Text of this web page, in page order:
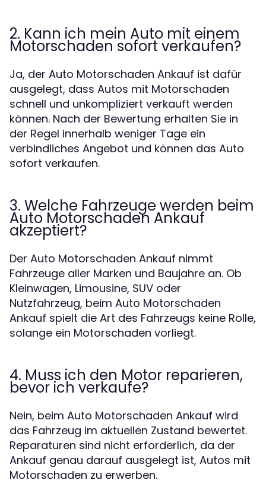
2. Kann ich mein Auto mit einem
Motorschaden sofort verkaufen?
Ja, der Auto Motorschaden Ankauf ist dafür
ausgelegt, dass Autos mit Motorschaden
schnell und unkompliziert verkauft werden
können. Nach der Bewertung erhalten Sie in
der Regel innerhalb weniger Tage ein
verbindliches Angebot und können das Auto
sofort verkaufen.
3. Welche Fahrzeuge werden beim
Auto Motorschaden Ankauf
akzeptiert?
Der Auto Motorschaden Ankauf nimmt
Fahrzeuge aller Marken und Baujahre an. Ob
Kleinwagen, Limousine, SUV oder
Nutzfahrzeug, beim Auto Motorschaden
Ankauf spielt die Art des Fahrzeugs keine Rolle,
solange ein Motorschaden vorliegt.
4. Muss ich den Motor reparieren,
bevor ich verkaufe?
Nein, beim Auto Motorschaden Ankauf wird
das Fahrzeug im aktuellen Zustand bewertet.
Reparaturen sind nicht erforderlich, da der
Ankauf genau darauf ausgelegt ist, Autos mit
Motorschaden zu erwerben.